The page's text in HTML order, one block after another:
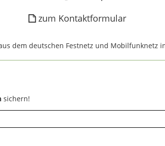
zum Kontaktformular
dem deutschen Festnetz und Mobilfunknetz
sichern!